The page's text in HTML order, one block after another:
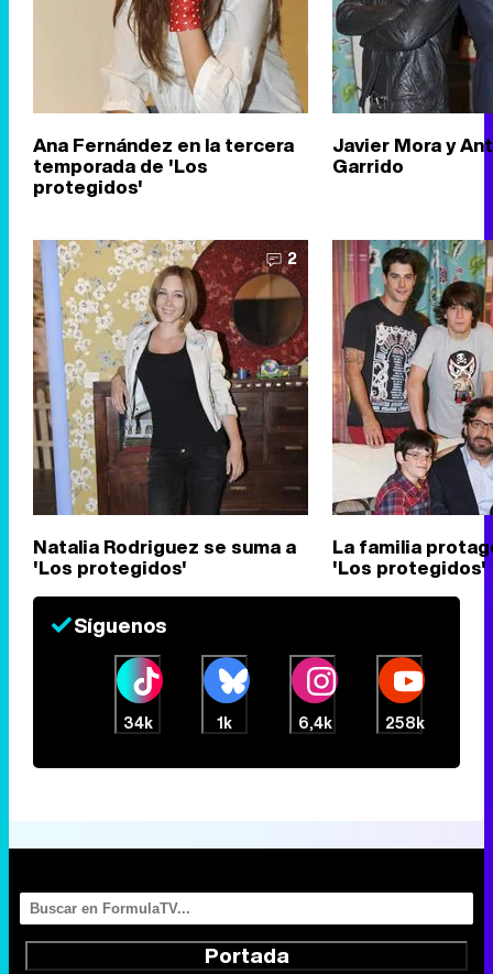
Ana Fernández en la tercera
temporada de 'Los
protegidos'
Javier Mora y
Garrido
2
Natalia Rodriguez se suma a
'Los protegidos'
La familia
'Los protegidos'
Síguenos
34k 1k 6,4k 258k
Portada